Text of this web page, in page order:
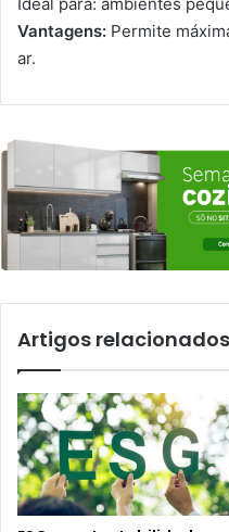
Ideal para: ambientes
Vantagens: Permite
ar.
Artigos relacionados